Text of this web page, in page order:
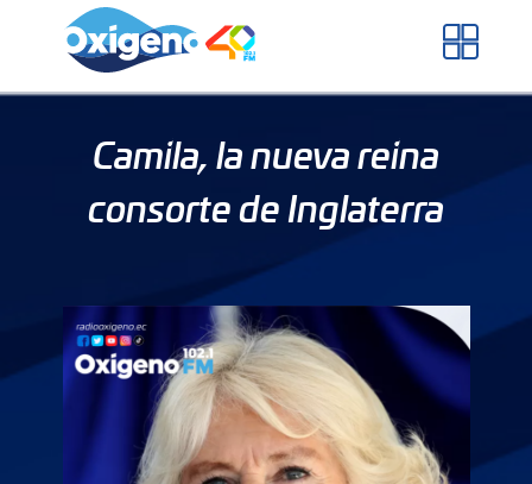
Camila, la nueva reina
consorte de Inglaterra